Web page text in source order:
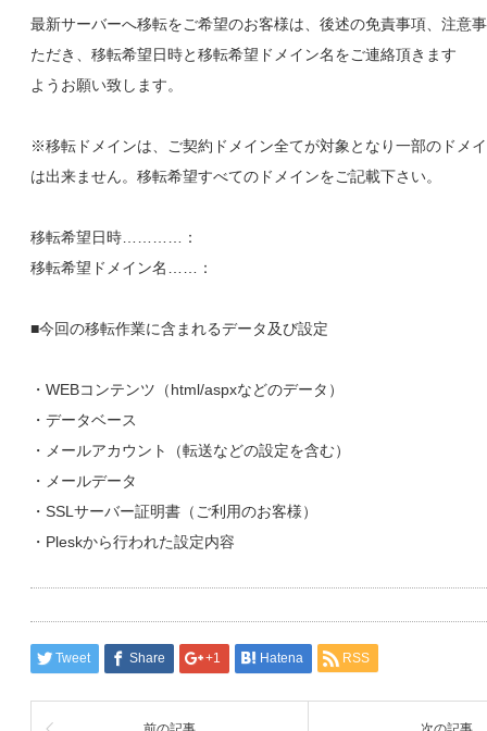
最新サーバーへ移転をご希望のお客様は、後述の免責事項、注意
ただき、移転希望日時と移転希望ドメイン名をご連絡頂きます
ようお願い致します。
※移転ドメインは、ご契約ドメイン全てが対象となり一部のドメ
は出来ません。移転希望すべてのドメインをご記載下さい。
移転希望日時…………：
移転希望ドメイン名……：
■今回の移転作業に含まれるデータ及び設定
・WEBコンテンツ（html/aspxなどのデータ）
・データベース
・メールアカウント（転送などの設定を含む）
・メールデータ
・SSLサーバー証明書（ご利用のお客様）
・Pleskから行われた設定内容
Tweet Share +1 Hatena RSS